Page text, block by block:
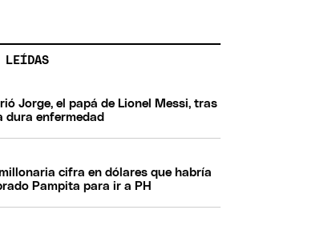
LEÍDAS
Jorge, el papá de Lionel Messi, tras
dura enfermedad
cifra en dólares que habría
Pampita para ir a PH